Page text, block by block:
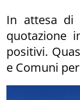
In attesa di
quotazione
positivi.
e Comuni